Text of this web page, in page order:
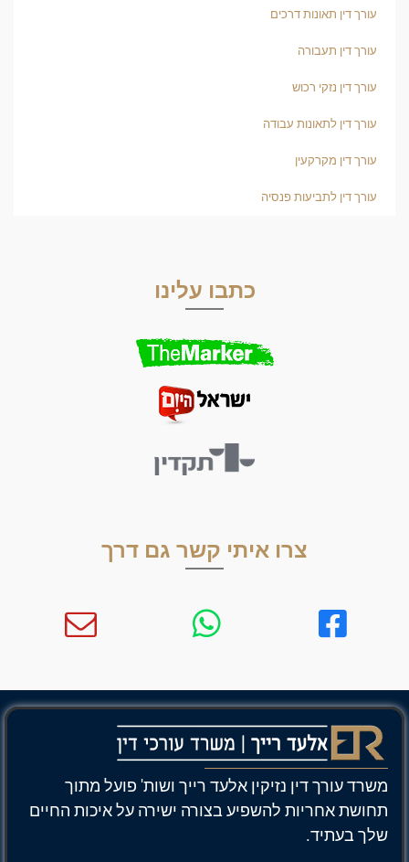
עורך דין תאונות דרכים
עורך דין תעבורה
עורך דין נזקי רכוש
עורך דין לתאונות עבודה
עורך דין מקרקעין
עורך דין לתביעות פנסיה
כתבו עלינו
צרו איתי קשר גם דרך
משרד עורך דין נזיקין אלעד רייך ושות' פועל מתוך
תחושת אחריות להשפיע בצורה ישירה על איכות החיים
שלך בעתיד.